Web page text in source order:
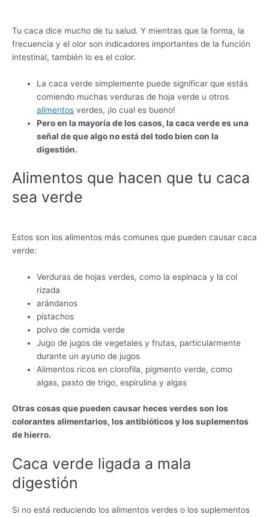
Tu caca dice mucho de tu salud. Y mientras que la forma, la
frecuencia y el olor son indicadores importantes de la función
intestinal, también lo es el color.
La caca verde simplemente puede significar que estás
comiendo muchas verduras de hoja verde u otros
alimentos verdes, ¡lo cual es bueno!
Pero en la mayoría de los casos, la caca verde es una
señal de que algo no está del todo bien con la
digestión.
Alimentos que hacen que tu caca
sea verde
Estos son los alimentos más comunes que pueden causar caca
verde:
Verduras de hojas verdes, como la espinaca y la col
rizada
arándanos
pistachos
polvo de comida verde
Jugo de jugos de vegetales y frutas, particularmente
durante un ayuno de jugos
Alimentos ricos en clorofila, pigmento verde, como
algas, pasto de trigo, espirulina y algas
Otras cosas que pueden causar heces verdes son los
colorantes alimentarios, los antibióticos y los suplementos
de hierro.
Caca verde ligada a mala
digestión
Si no está reduciendo los alimentos verdes o los suplementos